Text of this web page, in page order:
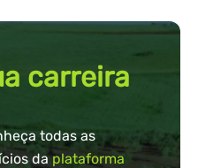
carreira
todas as
daplataforma